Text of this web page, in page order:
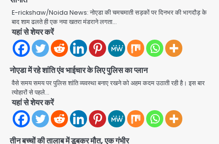
E-rickshaw/Noida News: नोएडा की चमचमाती सड़कों पर दिनभर की भागदौड़ के
बाद शाम ढलते ही एक नया खतरा मंडराने लगता…
यहां से शेयर करें
नोएडा में रहे शांति एंव भाईचार के लिए पुलिस का प्लान
वैसे समय समय पर पुलिस शांति व्यवस्था बनाए रखने को अहम कदम उठाती रही है। इस बार
त्योहारों से पहले…
यहां से शेयर करें
तीन बच्चों की तालाब में डूबकर मौत, एक गंभीर
2 Team JHJ
3
Petrol bomb attack on Shakib
Al Hasan’s house: शेख हसीना की
वर्चुअल प्रेस कॉन्फ्रेंस में जुड़ने पर भड़का
गुस्सा, शाकिब अल हसन के मगुरा स्थित घर पर
पेट्रोल बम से हमला
4
Rasra Assembly seat: बसपा के
साल से कैंसर से जूझ रहे थे
Avinash Kumar
डीएम अस्मिता लाल ने गोद में उठाकर दिया